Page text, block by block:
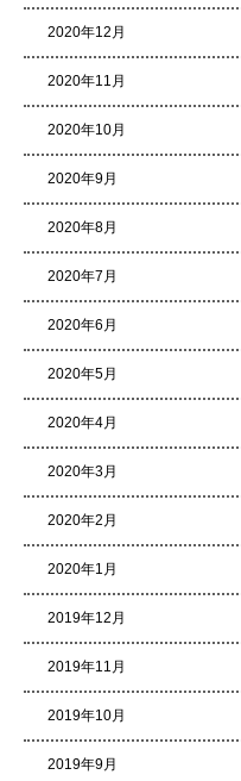
2020年12月
2020年11月
2020年10月
2020年9月
2020年8月
2020年7月
2020年6月
2020年5月
2020年4月
2020年3月
2020年2月
2020年1月
2019年12月
2019年11月
2019年10月
2019年9月